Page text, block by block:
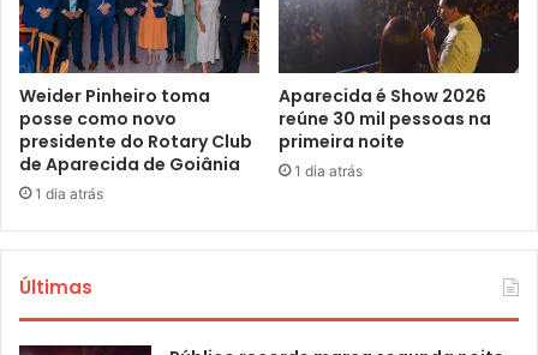
Weider Pinheiro toma
posse como novo
presidente do Rotary Club
de Aparecida de Goiânia
1 dia atrás
Aparecida é Show 2026
reúne 30 mil pessoas na
primeira noite
1 dia atrás
Últimas